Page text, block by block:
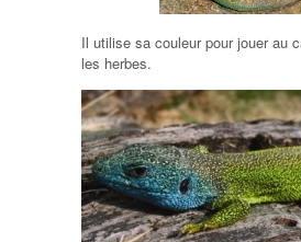
Il utilise sa couleur pour jouer au
les herbes.